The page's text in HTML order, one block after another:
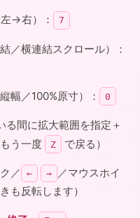
→右）： 7
／横連結スクロール）：
幅／100%原寸）： 0
る間に拡大範囲を指定＋
う一度
Z で戻る）
／ ← →
／マウスホイ
も反転します）